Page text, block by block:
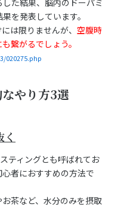
を発表しています。
は限りませんが、 空腹時
繋がるでしょう。
020275.php
やり方3選
ティングとも呼ばれてお
者におすすめの方法で
茶など、水分のみを摂取